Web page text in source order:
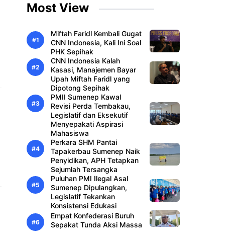
Most View
Miftah Faridl Kembali Gugat
CNN Indonesia, Kali Ini Soal
PHK Sepihak
CNN Indonesia Kalah
Kasasi, Manajemen Bayar
Upah Miftah Faridl yang
Dipotong Sepihak
PMII Sumenep Kawal
Revisi Perda Tembakau,
Legislatif dan Eksekutif
Menyepakati Aspirasi
Mahasiswa
Perkara SHM Pantai
Tapakerbau Sumenep Naik
Penyidikan, APH Tetapkan
Sejumlah Tersangka
Puluhan PMI Ilegal Asal
Sumenep Dipulangkan,
Legislatif Tekankan
Konsistensi Edukasi
Empat Konfederasi Buruh
Sepakat Tunda Aksi Massa